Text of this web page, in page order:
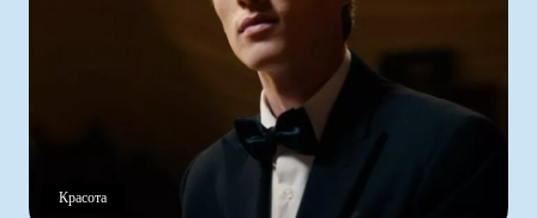
Красота